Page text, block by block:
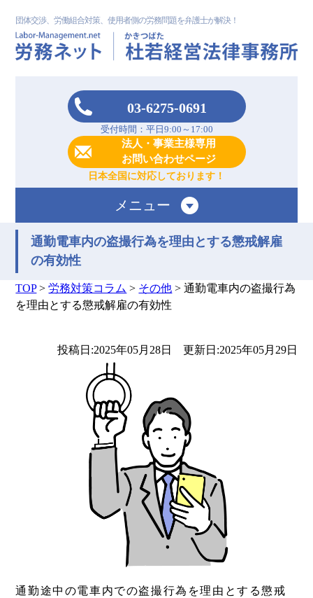
団体交渉、労働組合対策、使用者側の労務問題を弁護士が解決！
03-6275-0691
受付時間：平日9:00～17:00
法人・事業主様専用
お問い合わせページ
日本全国に対応しております！
メニュー
通勤電車内の盗撮行為を理由とする懲戒解雇
の有効性
TOP>労務対策コラム > その他 >通勤電車内の盗撮行為
を理由とする懲戒解雇の有効性
投稿日:2025年05月28日 更新日:2025年05月29日
通勤途中の電車内での盗撮行為を理由とする懲戒